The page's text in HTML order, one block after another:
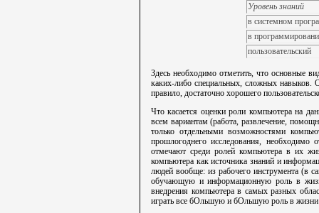
Уровень знаний
в системном
в
пользовательский
Здесь необходимо отметить, что основные
каких-либо специальных, сложных навыков.
правило, достаточно хорошего
Что касается оценки роли компьютера на
всем вариантам (работа, развлечение,
только отдельными возможностями
прошлогоднего исследования,
отмечают среди ролей компьютера в их
компьютера как источника знаний и
людей вообще: из рабочего инструмента (в
обучающую и информационную роль в
внедрения компьютера в самых разных
играть все бОльшую и бОльшую роль в жизни